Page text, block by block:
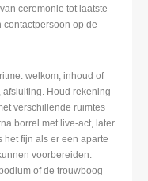
ceremonie tot laatste
op de
welkom, inhoud of
Houd rekening
verschillende ruimtes
borrel met live-act, later
het fijn als er een aparte
voorbereiden.
of de trouwboog